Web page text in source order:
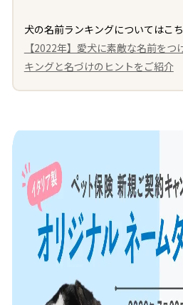
犬の名前ランキングについてはこ
【2022年】愛犬に素敵な名前を
キングと名づけのヒントをご紹介